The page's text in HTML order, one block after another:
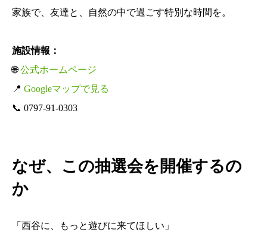
家族で、友達と、自然の中で過ごす特別な時間を。
施設情報：
🌐公式ホームページ
📍 Googleマップで見る
📞 0797-91-0303
なぜ、この抽選会を開催するの
か
「西谷に、もっと遊びに来てほしい」